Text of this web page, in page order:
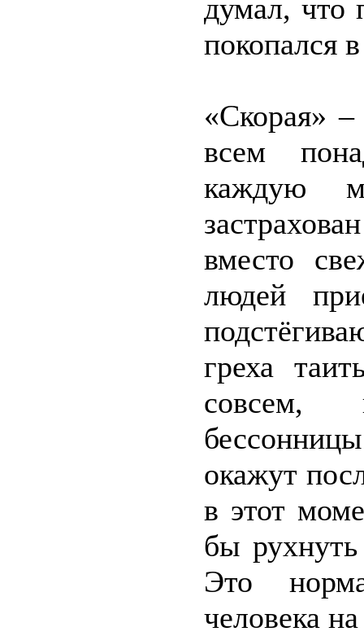
думал, что
покопался
«Скорая»
всем
каждую
вместо
людей
греха
совсем,
окажут
в этот
бы
Это
человека